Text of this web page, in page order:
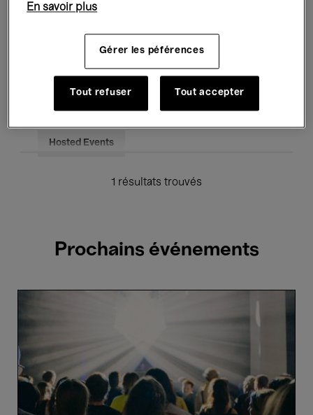
Pour tous Kids’ Palace
Enseignement Visites guidées
Hosted Events
1 résultats trouvés
Prochains événements
#7
En savoir plus
Gérer les péférences
Tout refuser Tout accepter